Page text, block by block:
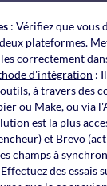
: Vérifiez que vous
plateformes.
correctement
d'intégration :
à travers des
ou Make, ou via
est la plus
et Brevo
champs à
Effectuez des essais